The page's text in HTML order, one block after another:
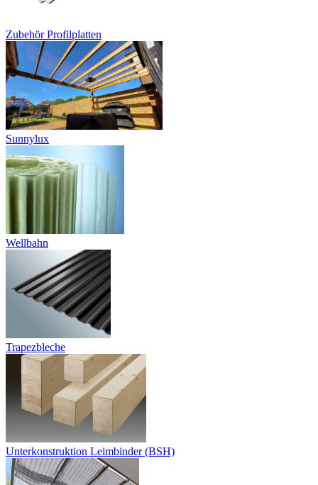
Zubehör Profilplatten
Sunnylux
Wellbahn
Trapezbleche
Unterkonstruktion Leimbinder (BSH)